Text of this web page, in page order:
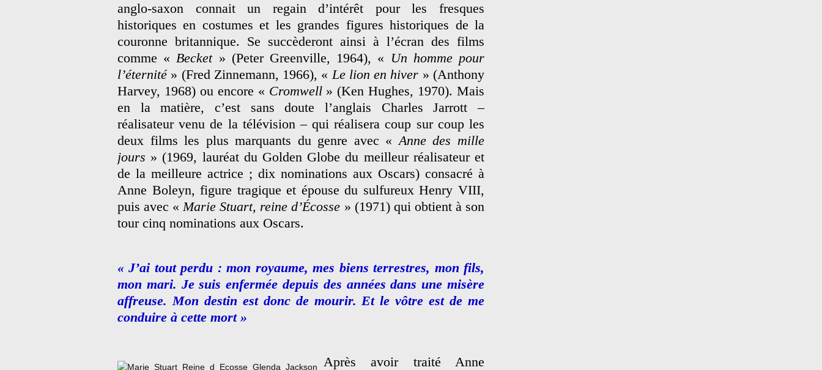
anglo-saxon connait un regain d’intérêt pour les fresques
historiques en costumes et les grandes figures historiques de la
couronne britannique. Se succèderont ainsi à l’écran des films
comme «Becket» (Peter Greenville, 1964), « Un homme pour
l’éternité» (Fred Zinnemann, 1966), «Le lion en hiver » (Anthony
Harvey, 1968) ou encore « Cromwell» (Ken Hughes, 1970). Mais
en la matière, c’est sans doute l’anglais Charles Jarrott –
réalisateur venu de la télévision – qui réalisera coup sur coup les
deux films les plus marquants du genre avec «Anne des mille
jours » (1969, lauréat du Golden Globe du meilleur réalisateur et
de la meilleure actrice ; dix nominations aux Oscars) consacré à
Anne Boleyn, figure tragique et épouse du sulfureux Henry VIII,
puis avec «Marie Stuart, reine d’Écosse » (1971) qui obtient à son
tour cinq nominations aux Oscars.
« J’ai tout perdu : mon royaume, mes biens terrestres, mon fils,
mon mari. Je suis enfermée depuis des années dans une misère
affreuse. Mon destin est donc de mourir. Et le vôtre est de me
conduire à cette mort »
Après avoir traité Anne